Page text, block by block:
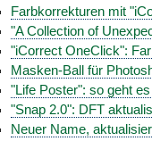
Farbkorrekturen mit
"A Collection of
"iCorrect OneClick":
Masken-Ball für
"Life Poster": so geht
"Snap 2.0": DFT
Neuer Name,